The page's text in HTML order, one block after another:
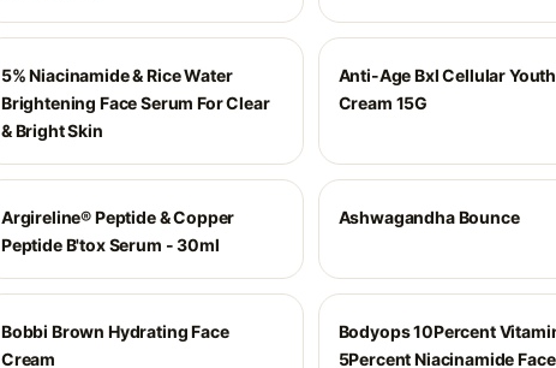
5% Niacinamide & Rice Water
Brightening Face Serum For Clear
& Bright Skin
Anti-Age Bxl Cellular
Cream 15G
Argireline® Peptide & Copper
Peptide B'tox Serum - 30ml
Ashwagandha Bounce
Bobbi Brown Hydrating Face
Cream
Bodyops 10Percent
5Percent Niacinamide